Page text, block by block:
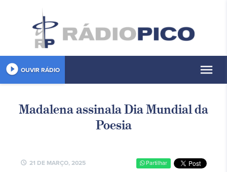
play_circle_filled OUVIR RÁDIO menu
Madalena assinala Dia Mundial da
Poesia
schedule 21 DE MARÇO, 2025 Partilhar